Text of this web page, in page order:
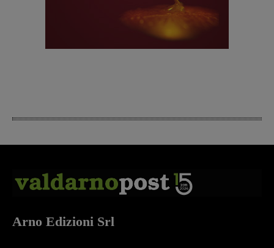
Arno Edizioni Srl